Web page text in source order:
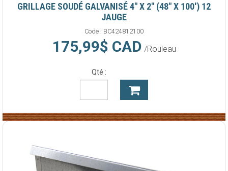
GRILLAGE SOUDÉ GALVANISÉ 4" X 2" (48" X 100') 12
JAUGE
Code : BC424812100
175,99$ CAD /Rouleau
Qté :